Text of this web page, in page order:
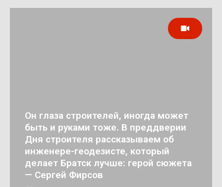
Он глаза строителей, иногда может
быть и руками тоже. В преддверии
Дня строителя рассказываем об
инженере-геодезисте, который
делает Братск лучше: герой сюжета
— Сергей Фирсов